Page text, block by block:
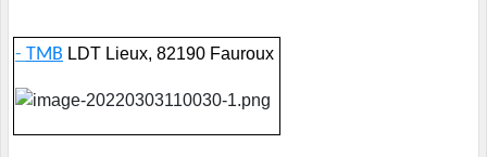
- TMB LDT Lieux, 82190 Fauroux